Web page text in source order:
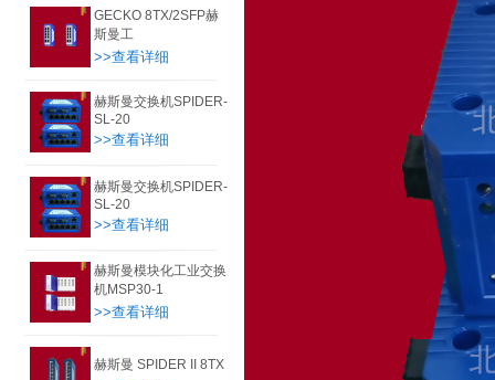
GECKO 8TX/2SFP赫
斯曼工
>>查看详细
赫斯曼交换机SPIDER-
SL-20
>>查看详细
赫斯曼交换机SPIDER-
SL-20
>>查看详细
赫斯曼模块化工业交换
机MSP30-1
>>查看详细
赫斯曼 SPIDER II 8TX